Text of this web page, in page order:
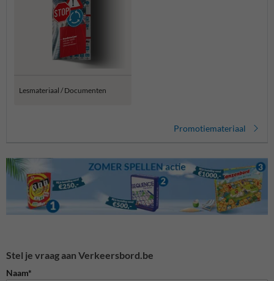
Lesmateriaal / Documenten
Promotiemateriaal
Stel je vraag aan Verkeersbord.be
Naam*